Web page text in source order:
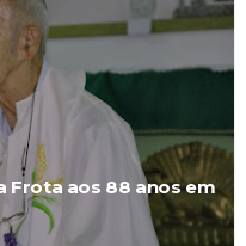
Frota aos 88 anos em